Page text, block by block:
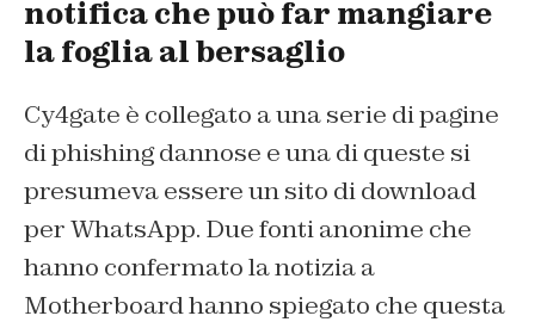
notifica che può far mangiare
la foglia al bersaglio
Cy4gate è collegato a una serie di pagine
di phishing dannose e una di queste si
presumeva essere un sito di download
per WhatsApp. Due fonti anonime che
hanno confermato la notizia a
Motherboard hanno spiegato che questa